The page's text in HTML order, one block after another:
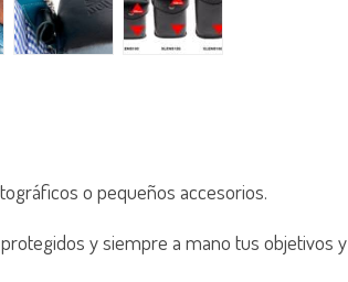
o pequeños accesorios.
y siempre a mano tus objetivos y